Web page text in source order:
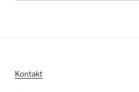
Kontakt